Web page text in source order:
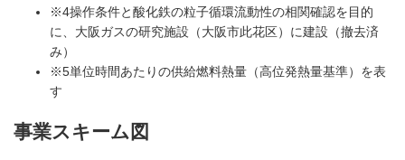
※4操作条件と酸化鉄の粒子循環流動性の相関確認を目的
に、大阪ガスの研究施設（大阪市此花区）に建設（撤去済
み）
※5単位時間あたりの供給燃料熱量（高位発熱量基準）を表
す
事業スキーム図